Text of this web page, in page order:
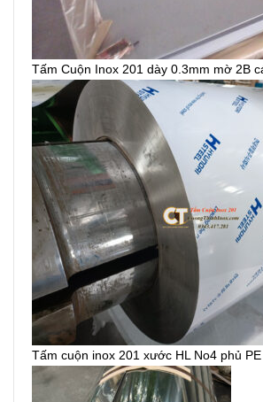
Tấm Cuộn Inox 201 dày 0.3mm mờ 2B
Tấm cuộn inox 201 xước HL No4 phủ PE